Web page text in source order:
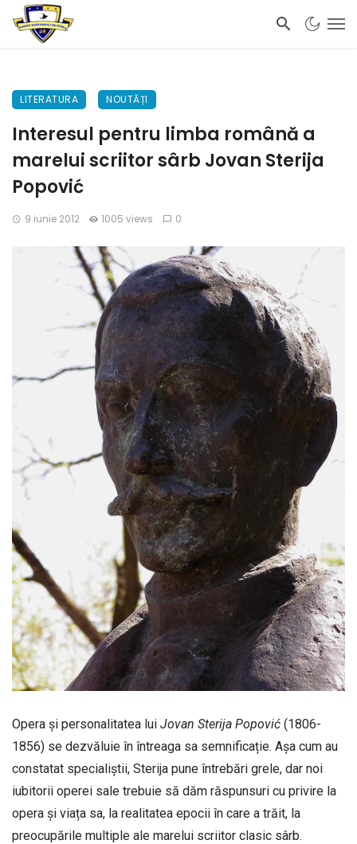
LITERATURA NOUTĂȚI
Interesul pentru limba română a
marelui scriitor sârb Jovan Sterija
Popović
9 iunie 2012 1005 views 0
Opera și personalitatea lui Jovan Sterija Popović (1806-
1856) se dezvăluie în întreaga sa semnificație. Așa cum au
constatat specialiștii, Sterija pune întrebări grele, dar noi
iubitorii operei sale trebuie să dăm răspunsuri cu privire la
opera și viața sa, la realitatea epocii în care a trăit, la
preocupările multiple ale marelui scriitor clasic sârb.